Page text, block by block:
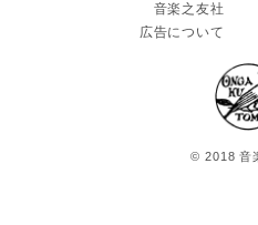
音楽之友社
広告について
© 2018 音